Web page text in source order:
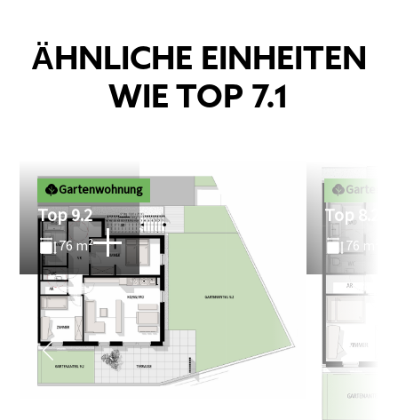
ÄHNLICHE EINHEITEN
WIE TOP 7.1
Top 9.2
76 m²
Gartenwohnung
Top 8.2
76 m²